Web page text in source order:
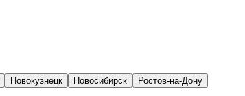
Новокузнецк Новосибирск
Ростов-на-Дону